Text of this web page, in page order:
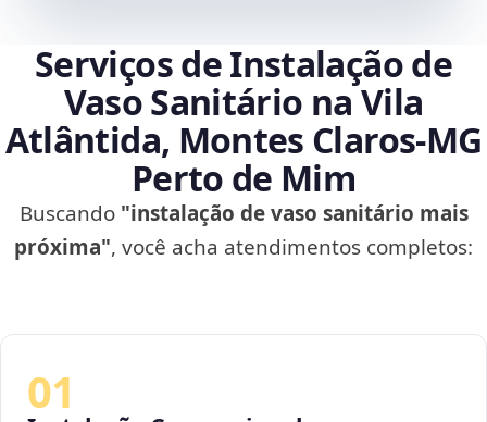
Serviços de Instalação de
Vaso Sanitário na Vila
Atlântida, Montes Claros‑MG
Perto de Mim
Buscando "instalação de vaso sanitário mais
próxima", você acha atendimentos completos:
01